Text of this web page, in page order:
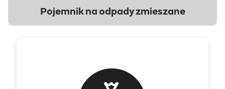
Pojemnik na odpady zmieszane